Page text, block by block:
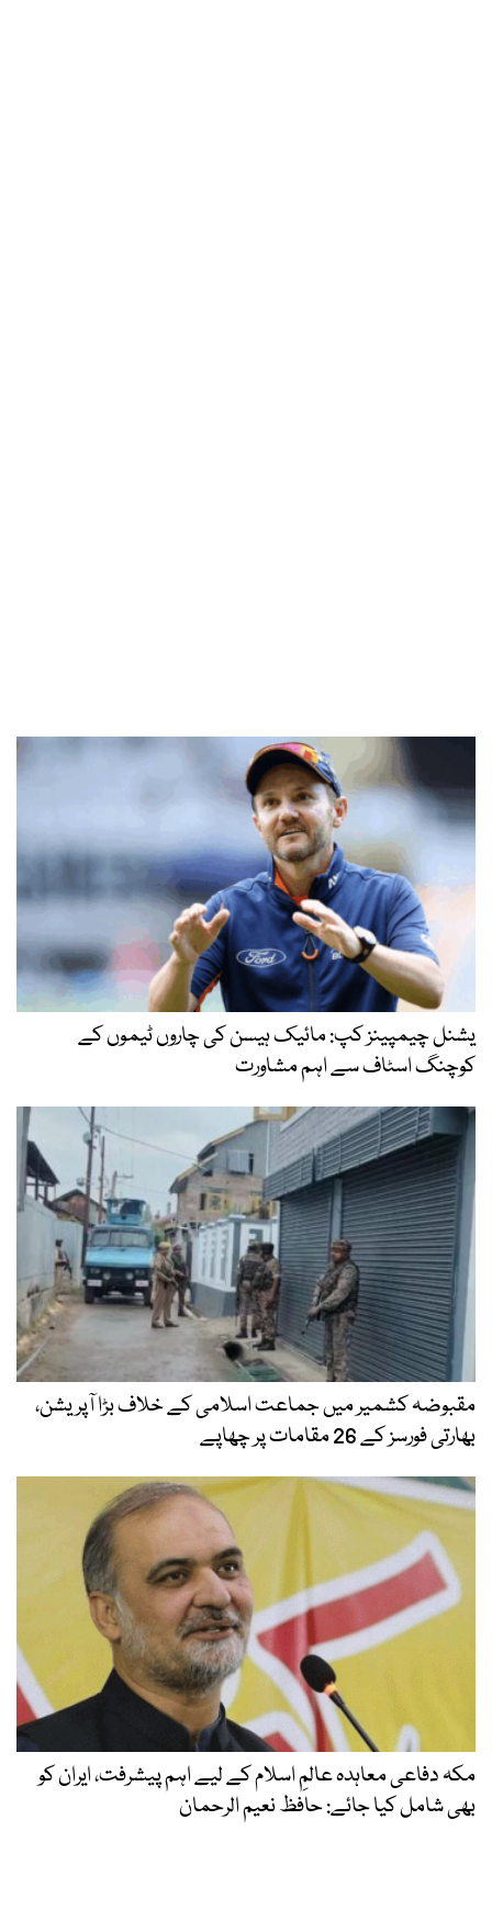
یشنل چیمپینز کپ: مائیک ہیسن کی چاروں ٹیموں کے
کوچنگ اسٹاف سے اہم مشاورت
مقبوضہ کشمیر میں جماعت اسلامی کے خلاف بڑا آپریشن،
بھارتی فورسز کے 26 مقامات پر چھاپے
مکہ دفاعی معاہدہ عالمِ اسلام کے لیے اہم پیشرفت، ایران کو
بھی شامل کیا جائے: حافظ نعیم الرحمان